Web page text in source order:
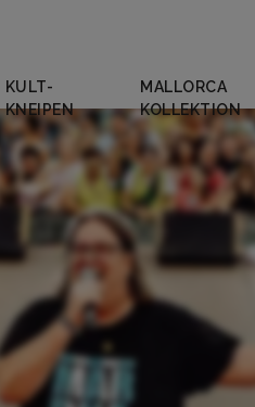
KULT-
KNEIPEN
MALLORCA
KOLLEKTION